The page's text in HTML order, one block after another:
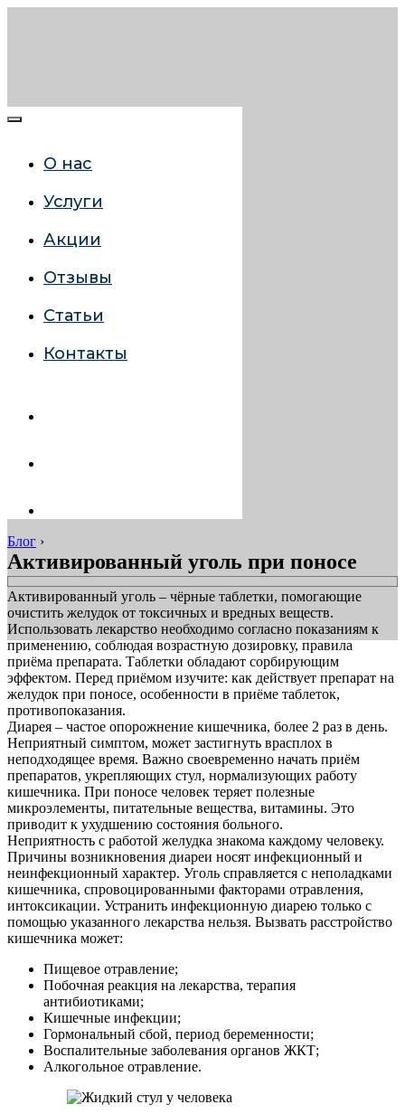
О нас
Услуги
Акции
Отзывы
Статьи
Контакты
Блог ›
Активированный уголь при поносе
Активированный уголь – чёрные таблетки, помогающие
очистить желудок от токсичных и вредных веществ.
Использовать лекарство необходимо согласно показаниям к
применению, соблюдая возрастную дозировку, правила
приёма препарата. Таблетки обладают сорбирующим
эффектом. Перед приёмом изучите: как действует препарат на
желудок при поносе, особенности в приёме таблеток,
противопоказания.
Диарея – частое опорожнение кишечника, более 2 раз в день.
Неприятный симптом, может застигнуть врасплох в
неподходящее время. Важно своевременно начать приём
препаратов, укрепляющих стул, нормализующих работу
кишечника. При поносе человек теряет полезные
микроэлементы, питательные вещества, витамины. Это
приводит к ухудшению состояния больного.
Неприятность с работой желудка знакома каждому человеку.
Причины возникновения диареи носят инфекционный и
неинфекционный характер. Уголь справляется с неполадками
кишечника, спровоцированными факторами отравления,
интоксикации. Устранить инфекционную диарею только с
помощью указанного лекарства нельзя. Вызвать расстройство
кишечника может:
Пищевое отравление;
Побочная реакция на лекарства, терапия
антибиотиками;
Кишечные инфекции;
Гормональный сбой, период беременности;
Воспалительные заболевания органов ЖКТ;
Алкогольное отравление.